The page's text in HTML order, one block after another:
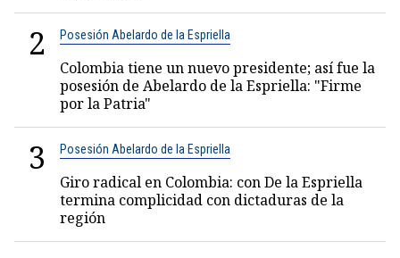
2 Posesión Abelardo de la Espriella
Colombia tiene un nuevo presidente; así fue la
posesión de Abelardo de la Espriella: "Firme
por la Patria"
3 Posesión Abelardo de la Espriella
Giro radical en Colombia: con De la Espriella
termina complicidad con dictaduras de la
región